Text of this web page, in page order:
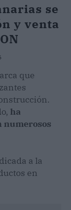
se
y venta
que
ha
numerosos
a la
en